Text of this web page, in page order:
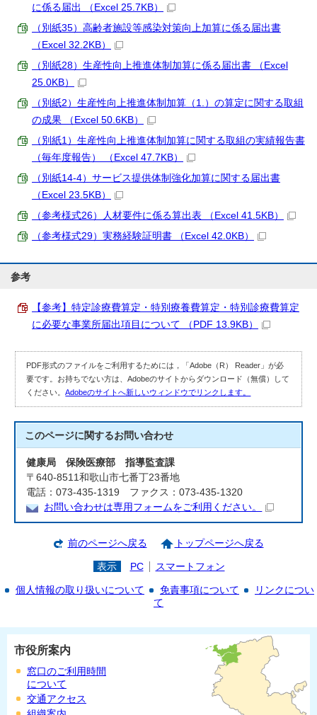
に係る届出 （Excel 25.7KB）
（別紙35）高齢者施設等感染対策向上加算に係る届出書
（Excel 32.2KB）
（別紙28）生産性向上推進体制加算に係る届出書 （Excel
25.0KB）
（別紙2）生産性向上推進体制加算（1.）の算定に関する取組
の成果 （Excel 50.6KB）
（別紙1）生産性向上推進体制加算に関する取組の実績報告書
（毎年度報告） （Excel 47.7KB）
（別紙14-4）サービス提供体制強化加算に関する届出書
（Excel 23.5KB）
（参考様式26）人材要件に係る算出表 （Excel 41.5KB）
（参考様式29）実務経験証明書 （Excel 42.0KB）
参考
【参考】特定診療費算定・特別療養費算定・特別診療費算定
に必要な事業所届出項目について （PDF 13.9KB）
PDF形式のファイルをご利用するためには，「Adobe（R） Reader」が必
要です。お持ちでない方は、Adobeのサイトからダウンロード（無償）して
ください。Adobeのサイトへ新しいウィンドウでリンクします。
このページに関するお問い合わせ
健康局 保険医療部 指導監査課
〒640-8511和歌山市七番丁23番地
電話：073-435-1319 ファクス：073-435-1320
お問い合わせは専用フォームをご利用ください。
前のページへ戻る トップページへ戻る
表示 PC スマートフォン
個人情報の取り扱いについて 免責事項について
リンクについ
て
市役所案内
窓口のご利用時間
について
交通アクセス